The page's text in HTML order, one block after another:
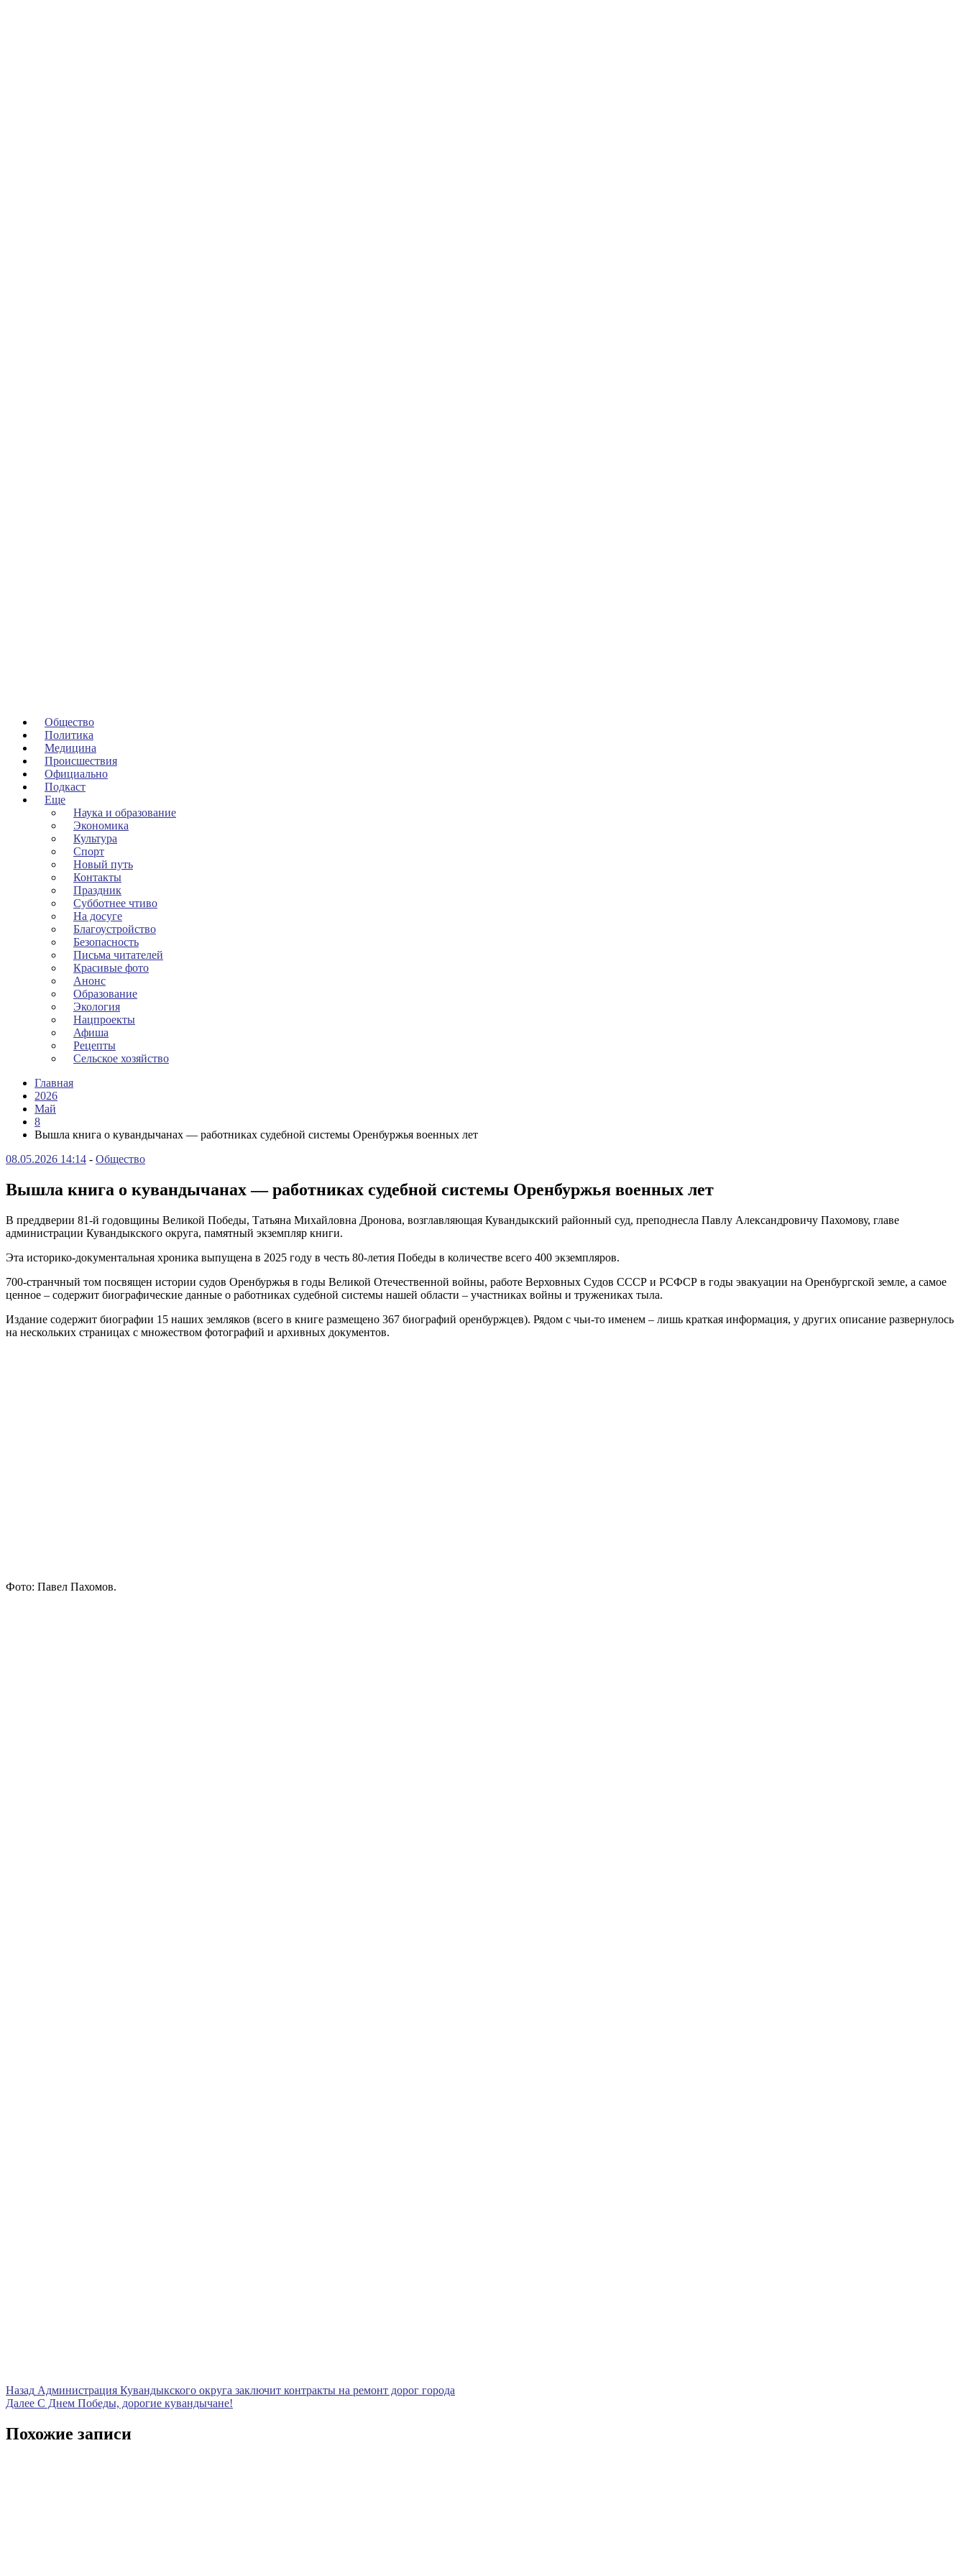
Общество
Политика
Медицина
Происшествия
Официально
Подкаст
Еще
Наука и образование
Экономика
Культура
Спорт
Новый путь
Контакты
Праздник
Субботнее чтиво
На досуге
Благоустройство
Безопасность
Письма читателей
Красивые фото
Анонс
Образование
Экология
Нацпроекты
Афиша
Рецепты
Сельское хозяйство
Главная
2026
Май
8
Вышла книга о кувандычанах — работниках судебной системы Оренбуржья военных лет
08.05.2026 14:14 - Общество
Вышла книга о кувандычанах — работниках судебной системы Оренбуржья военных лет
В преддверии 81-й годовщины Великой Победы, Татьяна Михайловна Дронова, возглавляющая Кувандыкский районный суд, преподнесла Павлу Александровичу Пахомову, главе
администрации Кувандыкского округа, памятный экземпляр книги.
Эта историко-документальная хроника выпущена в 2025 году в честь 80-летия Победы в количестве всего 400 экземпляров.
700-странчный том посвящен истории судов Оренбуржья в годы Великой Отечественной войны, работе Верховных Судов СССР и РСФСР в годы эвакуации на Оренбургской земле, а самое
ценное – содержит биографические данные о работниках судебной системы нашей области – участниках войны и тружениках тыла.
Издание содержит биографии 15 наших земляков (всего в книге размещено 367 биографий оренбуржцев). Рядом с чьи-то именем – лишь краткая информация, у других описание развернулось
на нескольких страницах с множеством фотографий и архивных документов.
Фото: Павел Пахомов.
Навигация
по
записям
Назад Предыдущая
запись
Администрация Кувандыкского округа заключит контракты на ремонт дорог города
Далее Следующая
С Днем Победы, дорогие кувандычане!
Похожие записи